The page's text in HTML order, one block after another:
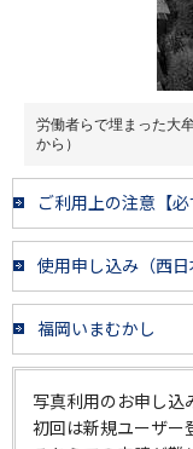
労働者らで埋まった大
から）
ご利用上の注意【必
使用申し込み（西日
福岡いまむかし
写真利用のお申し込
初回は新規ユーザー